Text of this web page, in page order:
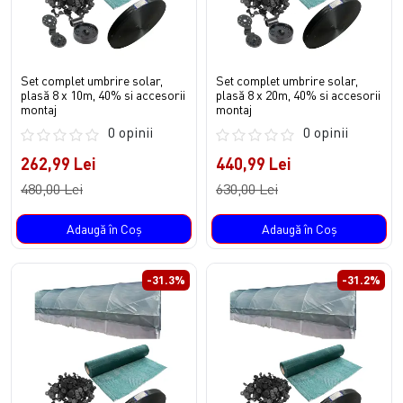
Set complet umbrire solar,
plasă 8 x 10m, 40% si accesorii
montaj
0 opinii
262,99 Lei
480,00 Lei
Adaugă în Coş
Set complet umbrire solar,
plasă 8 x 20m, 40% si accesorii
montaj
0 opinii
440,99 Lei
630,00 Lei
Adaugă în Coş
-31.3% -31.2%